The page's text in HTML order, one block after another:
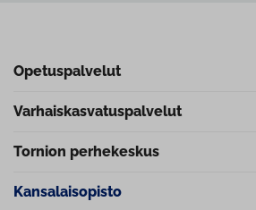
Ope­tus­pal­ve­lut
Var­hais­kas­va­tus­pal­ve­lut
Tornion perhekeskus
Kan­sa­lais­opis­to